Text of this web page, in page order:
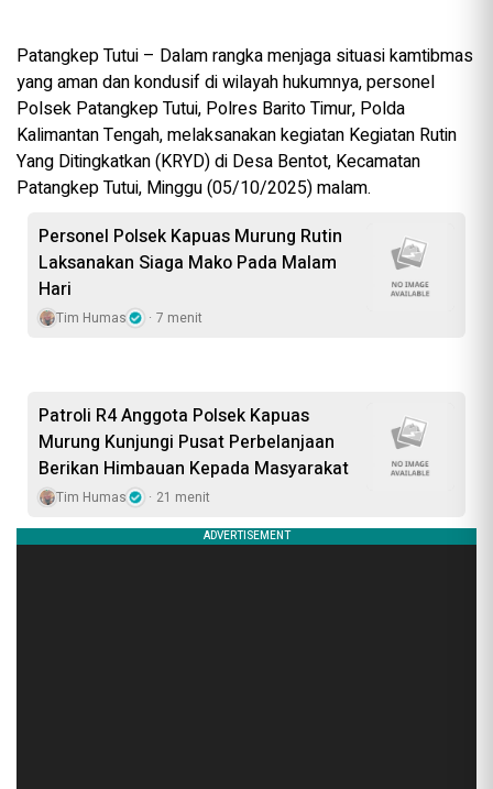
Patangkep Tutui – Dalam rangka menjaga situasi kamtibmas
yang aman dan kondusif di wilayah hukumnya, personel
Polsek Patangkep Tutui, Polres Barito Timur, Polda
Kalimantan Tengah, melaksanakan kegiatan Kegiatan Rutin
Yang Ditingkatkan (KRYD) di Desa Bentot, Kecamatan
Patangkep Tutui, Minggu (05/10/2025) malam.
Personel Polsek Kapuas Murung Rutin
Laksanakan Siaga Mako Pada Malam
Hari
Tim Humas 7 menit
Patroli R4 Anggota Polsek Kapuas
Murung Kunjungi Pusat Perbelanjaan
Berikan Himbauan Kepada Masyarakat
Tim Humas 21 menit